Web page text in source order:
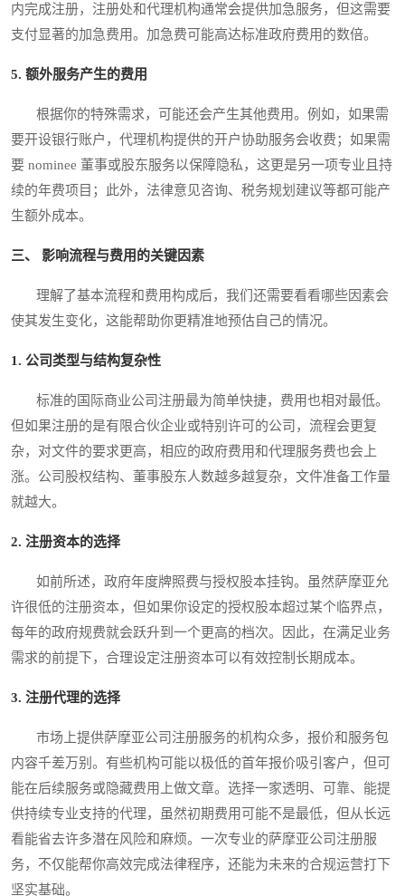
内完成注册，注册处和代理机构通常会提供加急服务，但这需要
支付显著的加急费用。加急费可能高达标准政府费用的数倍。
5. 额外服务产生的费用
根据你的特殊需求，可能还会产生其他费用。例如，如果需
要开设银行账户，代理机构提供的开户协助服务会收费；如果需
要 nominee 董事或股东服务以保障隐私，这更是另一项专业且持
续的年费项目；此外，法律意见咨询、税务规划建议等都可能产
生额外成本。
三、 影响流程与费用的关键因素
理解了基本流程和费用构成后，我们还需要看看哪些因素会
使其发生变化，这能帮助你更精准地预估自己的情况。
1. 公司类型与结构复杂性
标准的国际商业公司注册最为简单快捷，费用也相对最低。
但如果注册的是有限合伙企业或特别许可的公司，流程会更复
杂，对文件的要求更高，相应的政府费用和代理服务费也会上
涨。公司股权结构、董事股东人数越多越复杂，文件准备工作量
就越大。
2. 注册资本的选择
如前所述，政府年度牌照费与授权股本挂钩。虽然萨摩亚允
许很低的注册资本，但如果你设定的授权股本超过某个临界点，
每年的政府规费就会跃升到一个更高的档次。因此，在满足业务
需求的前提下，合理设定注册资本可以有效控制长期成本。
3. 注册代理的选择
市场上提供萨摩亚公司注册服务的机构众多，报价和服务包
内容千差万别。有些机构可能以极低的首年报价吸引客户，但可
能在后续服务或隐藏费用上做文章。选择一家透明、可靠、能提
供持续专业支持的代理，虽然初期费用可能不是最低，但从长远
看能省去许多潜在风险和麻烦。一次专业的萨摩亚公司注册服
务，不仅能帮你高效完成法律程序，还能为未来的合规运营打下
坚实基础。